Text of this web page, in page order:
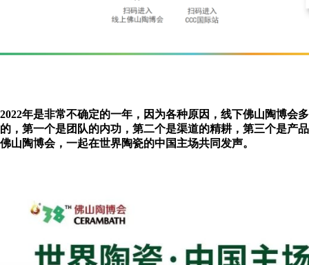
2022年是非常不确定的一年，因为各种原因，线下佛山陶博会
的，第一个是团队的内功，第二个是渠道的精耕，第三个是产
佛山陶博会，一起在世界陶瓷的中国主场共同发声。